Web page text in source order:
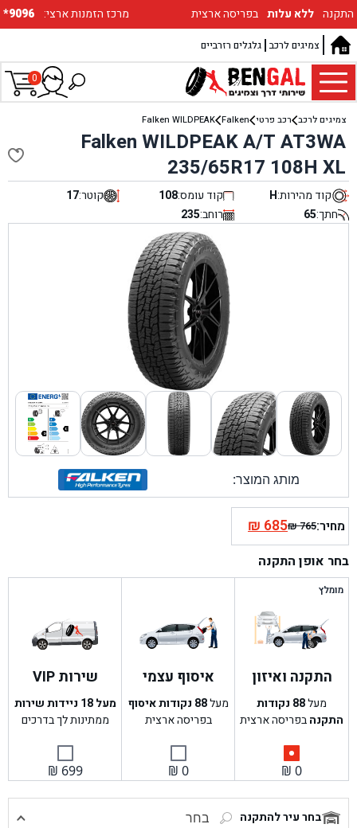
*9096 :מרכז הזמנות ארצי התקנה ללא עלות בפריסה ארצית
גלגלים רזרביים צמיגים לרכב
0
צמיגים לרכב רכב פרטי Falken
Falken WILDPEAK
Falken WILDPEAK A/T AT3WA
235/65R17 108H XL
קוד מהירות:H קוד עומס:108 קוטר:17
חתך:65 רוחב:235
מותג המוצר:
מחיר: ₪765
המחיר
המקורי
היה:
₪685המחיר
הנוכחי
הוא:
בחר אופן התקנה
מומלץ
התקנה ואיזון
מעל88 נקודות
התקנהבפריסה ארצית
₪ 0
איסוף עצמי
מעל88 נקודות איסוף
בפריסה ארצית
₪ 0
שירות VIP
מעל 18 ניידות שירות
ממתינות לך בדרכים
₪ 699
בחר עיר להתקנה בחר